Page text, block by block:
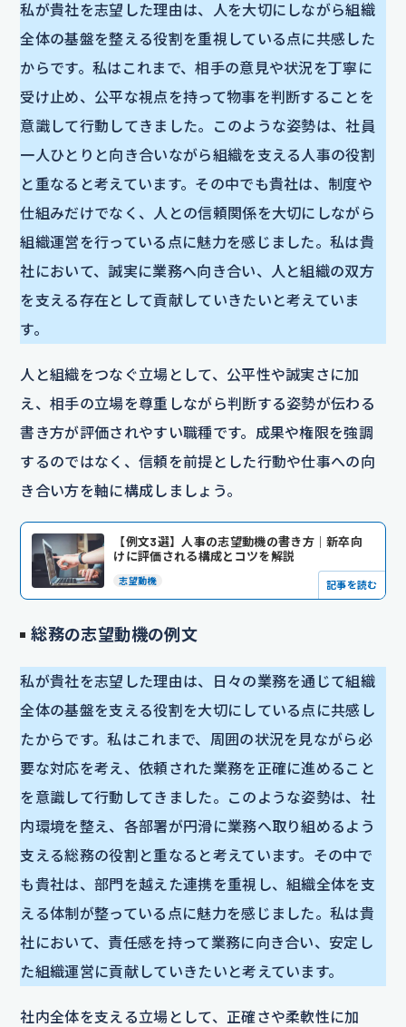
私が貴社を志望した理由は、人を大切にしながら組織
全体の基盤を整える役割を重視している点に共感した
からです。私はこれまで、相手の意見や状況を丁寧に
受け止め、公平な視点を持って物事を判断することを
意識して行動してきました。このような姿勢は、社員
一人ひとりと向き合いながら組織を支える人事の役割
と重なると考えています。その中でも貴社は、制度や
仕組みだけでなく、人との信頼関係を大切にしながら
組織運営を行っている点に魅力を感じました。私は貴
社において、誠実に業務へ向き合い、人と組織の双方
を支える存在として貢献していきたいと考えていま
す。
人と組織をつなぐ立場として、公平性や誠実さに加
え、相手の立場を尊重しながら判断する姿勢が伝わる
書き方が評価されやすい職種です。成果や権限を強調
するのではなく、信頼を前提とした行動や仕事への向
き合い方を軸に構成しましょう。
【例文3選】人事の志望動機の書き方｜新卒向
けに評価される構成とコツを解説
志望動機 記事を読む
総務の志望動機の例文
私が貴社を志望した理由は、日々の業務を通じて組織
全体の基盤を支える役割を大切にしている点に共感し
たからです。私はこれまで、周囲の状況を見ながら必
要な対応を考え、依頼された業務を正確に進めること
を意識して行動してきました。このような姿勢は、社
内環境を整え、各部署が円滑に業務へ取り組めるよう
支える総務の役割と重なると考えています。その中で
も貴社は、部門を越えた連携を重視し、組織全体を支
える体制が整っている点に魅力を感じました。私は貴
社において、責任感を持って業務に向き合い、安定し
た組織運営に貢献していきたいと考えています。
社内全体を支える立場として、正確さや柔軟性に加